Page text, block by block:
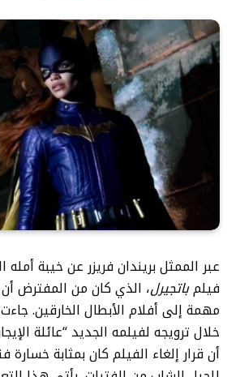
عبر الممثل بريندان فريزر عن خيبة أمله
فيلمباتجيرل، الذي كان من المفترض
مهمة إلى أفلام الأبطال الخارقين.
خلال ترويجه لفيلمه الجديد “عائلة
أن قرار إلغاء الفيلم كان بمثابة